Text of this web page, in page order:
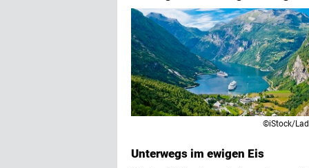
©iStock/
Unterwegs im ewigen Eis